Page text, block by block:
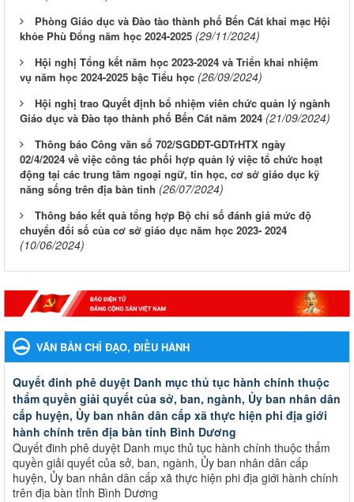
Phòng Giáo dục và Đào tào thành phố Bến Cát khai mạc Hội
khỏe Phù Đổng năm học 2024-2025 (29/11/2024)
Hội nghị Tổng kết năm học 2023-2024 và Triển khai nhiệm
vụ năm học 2024-2025 bậc Tiểu học (26/09/2024)
Hội nghị trao Quyết định bổ nhiệm viên chức quản lý ngành
Giáo dục và Đào tạo thành phố Bến Cát năm 2024 (21/09/2024)
Thông báo Công văn số 702/SGDĐT-GDTrHTX ngày
02/4/2024 về việc công tác phối hợp quản lý việc tổ chức hoạt
động tại các trung tâm ngoại ngữ, tin học, cơ sở giáo dục kỹ
năng sống trên địa bàn tỉnh (26/07/2024)
Thông báo kết quả tổng hợp Bộ chỉ số đánh giá mức độ
chuyển đổi số của cơ sở giáo dục năm học 2023- 2024
(10/06/2024)
VĂN BẢN CHỈ ĐẠO, ĐIỀU HÀNH
Quyết đinh phê duyệt Danh mục thủ tục hành chính thuộc
thẩm quyền giải quyết của sở, ban, ngành, Ủy ban nhân dân
cấp huyện, Ủy ban nhân dân cấp xã thực hiện phi địa giới
hành chính trên địa bàn tỉnh Bình Dương
Quyết đinh phê duyệt Danh mục thủ tục hành chính thuộc thẩm
quyền giải quyết của sở, ban, ngành, Ủy ban nhân dân cấp
huyện, Ủy ban nhân dân cấp xã thực hiện phi địa giới hành chính
trên địa bàn tỉnh Bình Dương